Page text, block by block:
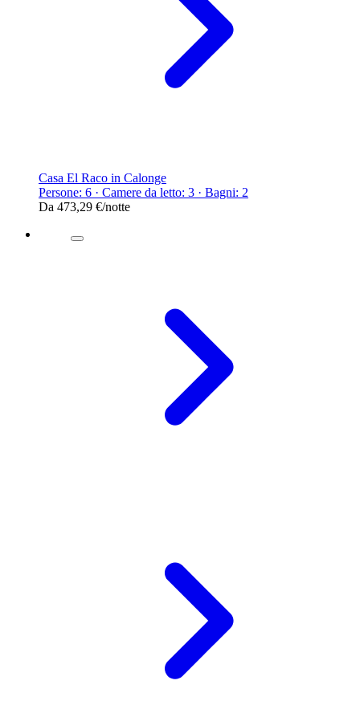
Casa El Raco in Calonge
Persone: 6 · Camere da letto: 3 · Bagni: 2
Da 473,29 €/notte